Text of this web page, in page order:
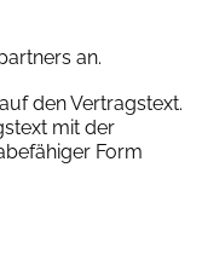
an.
den Vertragstext.
mit der
Form